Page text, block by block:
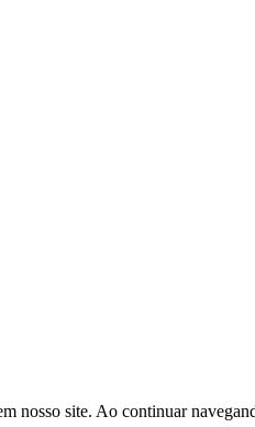
nosso site. Ao continuar